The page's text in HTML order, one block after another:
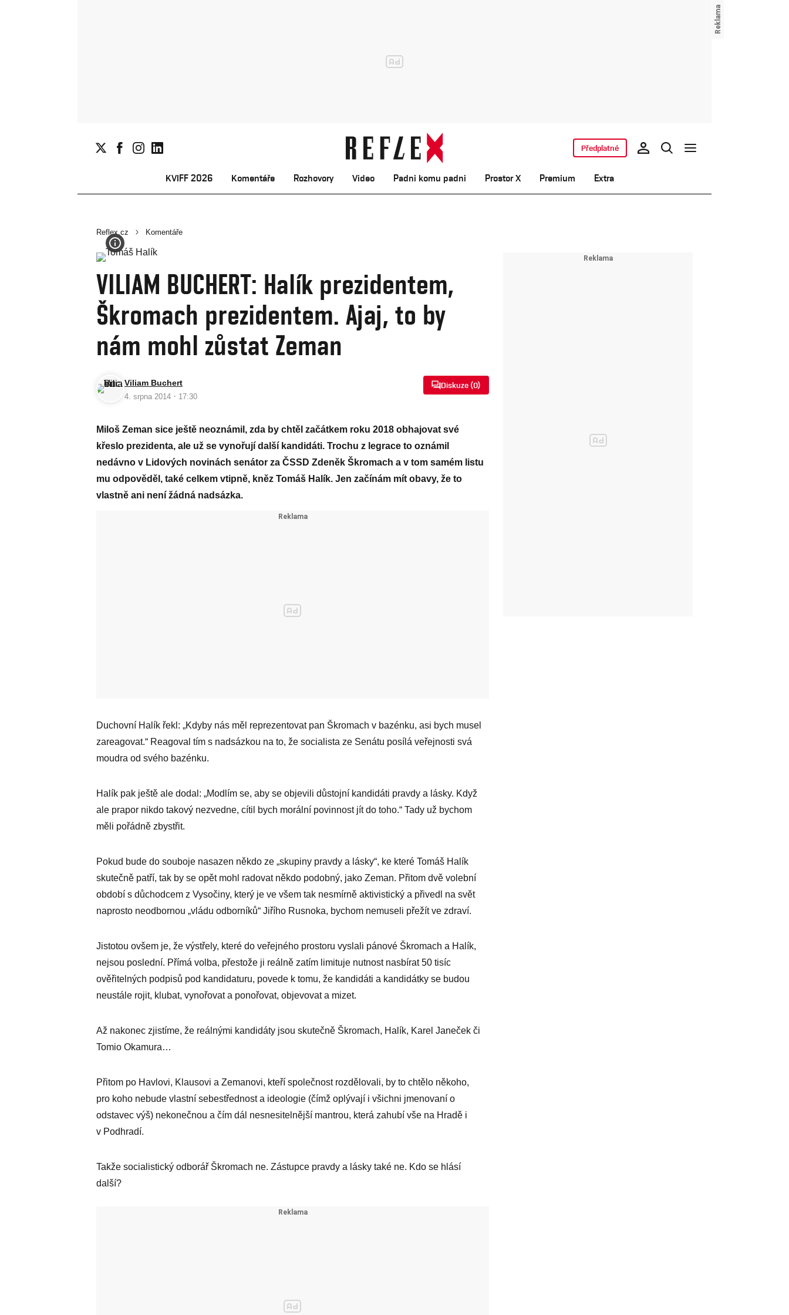
KVIFF 2026 Komentáře Rozhovory Video Padni komu padni Prostor X Premium Extra
Předplatné
Reflex.cz Komentáře
VILIAM BUCHERT: Halík prezidentem,
Škromach prezidentem. Ajaj, to by
nám mohl zůstat Zeman
Viliam Buchert
4. srpna 2014 · 17:30
Diskuze (0)
Miloš Zeman sice ještě neoznámil, zda by chtěl začátkem roku 2018 obhajovat své
křeslo prezidenta, ale už se vynořují další kandidáti. Trochu z legrace to oznámil
nedávno v Lidových novinách senátor za ČSSD Zdeněk Škromach a v tom samém listu
mu odpověděl, také celkem vtipně, kněz Tomáš Halík. Jen začínám mít obavy, že to
vlastně ani není žádná nadsázka.
Duchovní Halík řekl: „Kdyby nás měl reprezentovat pan Škromach v bazénku, asi bych musel
zareagovat.“ Reagoval tím s nadsázkou na to, že socialista ze Senátu posílá veřejnosti svá
moudra od svého bazénku.
Halík pak ještě ale dodal: „Modlím se, aby se objevili důstojní kandidáti pravdy a lásky. Když
ale prapor nikdo takový nezvedne, cítil bych morální povinnost jít do toho.“ Tady už bychom
měli pořádně zbystřit.
Pokud bude do souboje nasazen někdo ze „skupiny pravdy a lásky“, ke které Tomáš Halík
skutečně patří, tak by se opět mohl radovat někdo podobný, jako Zeman. Přitom dvě volební
období s důchodcem z Vysočiny, který je ve všem tak nesmírně aktivistický a přivedl na svět
naprosto neodbornou „vládu odborníků“ Jiřího Rusnoka, bychom nemuseli přežít ve zdraví.
Jistotou ovšem je, že výstřely, které do veřejného prostoru vyslali pánové Škromach a Halík,
nejsou poslední. Přímá volba, přestože ji reálně zatím limituje nutnost nasbírat 50 tisíc
ověřitelných podpisů pod kandidaturu, povede k tomu, že kandidáti a kandidátky se budou
neustále rojit, klubat, vynořovat a ponořovat, objevovat a mizet.
Až nakonec zjistíme, že reálnými kandidáty jsou skutečně Škromach, Halík, Karel Janeček či
Tomio Okamura…
Přitom po Havlovi, Klausovi a Zemanovi, kteří společnost rozdělovali, by to chtělo někoho,
pro koho nebude vlastní sebestřednost a ideologie (čímž oplývají i všichni jmenovaní o
odstavec výš) nekonečnou a čím dál nesnesitelnější mantrou, která zahubí vše na Hradě i
v Podhradí.
Takže socialistický odborář Škromach ne. Zástupce pravdy a lásky také ne. Kdo se hlásí
další?